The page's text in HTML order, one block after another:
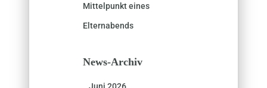
Mittelpunkt eines
Elternabends
News-Archiv